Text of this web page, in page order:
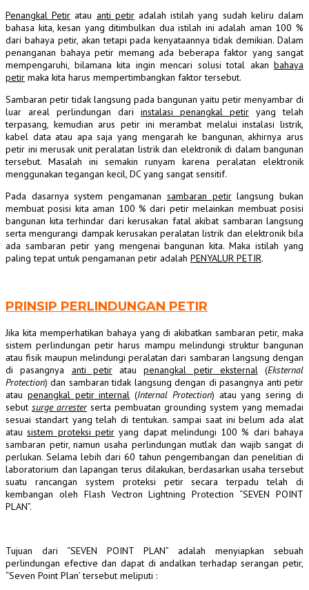
Penangkal Petir atau anti petiradalah istilah yang sudah keliru dalam
bahasa kita, kesan yang ditimbulkan dua istilah ini adalah aman 100 %
dari bahaya petir, akan tetapi pada kenyataannya tidak demikian. Dalam
penanganan bahaya petir memang ada beberapa faktor yang sangat
mempengaruhi, bilamana kita ingin mencari solusi total akan bahaya
petir maka kita harus mempertimbangkan faktor tersebut.
Sambaran petir tidak langsung pada bangunan yaitu petir menyambar di
luar areal perlindungan dari instalasi penangkal petir yang telah
terpasang, kemudian arus petir ini merambat melalui instalasi listrik,
kabel data atau apa saja yang mengarah ke bangunan, akhirnya arus
petir ini merusak unit peralatan listrik dan elektronik di dalam bangunan
tersebut. Masalah ini semakin runyam karena peralatan elektronik
menggunakan tegangan kecil, DC yang sangat sensitif.
Pada dasarnya system pengamanan sambaran petirlangsung bukan
membuat posisi kita aman 100 % dari petir melainkan membuat posisi
bangunan kita terhindar dari kerusakan fatal akibat sambaran langsung
serta mengurangi dampak kerusakan peralatan listrik dan elektronik bila
ada sambaran petir yang mengenai bangunan kita. Maka istilah yang
paling tepat untuk pengamanan petir adalah PENYALUR PETIR.
PRINSIP PERLINDUNGAN PETIR
Jika kita memperhatikan bahaya yang di akibatkan sambaran petir, maka
sistem perlindungan petir harus mampu melindungi struktur bangunan
atau fisik maupun melindungi peralatan dari sambaran langsung dengan
di pasangnya anti petirataupenangkal petir eksternal (Eksternal
Protection) dan sambaran tidak langsung dengan di pasangnya anti petir
atau penangkal petir internal (Internal Protection) atau yang sering di
sebut surge arresterserta pembuatan grounding system yang memadai
sesuai standart yang telah di tentukan. sampai saat ini belum ada alat
atausistem proteksi petiryang dapat melindungi 100 % dari bahaya
sambaran petir, namun usaha perlindungan mutlak dan wajib sangat di
perlukan. Selama lebih dari 60 tahun pengembangan dan penelitian di
laboratorium dan lapangan terus dilakukan, berdasarkan usaha tersebut
suatu rancangan system proteksi petir secara terpadu telah di
kembangan oleh Flash Vectron Lightning Protection “SEVEN POINT
PLAN”.
Tujuan dari “SEVEN POINT PLAN” adalah menyiapkan sebuah
perlindungan efective dan dapat di andalkan terhadap serangan petir,
“Seven Point Plan’ tersebut meliputi :